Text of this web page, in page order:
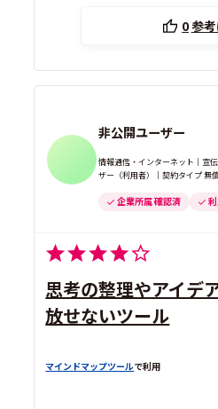
0参
非公開ユーザー
情報通信・インターネット｜宣
ザー（利用者）｜契約タイプ 無
企業所属 確認済
思考の整理やアイデ
放せないツール
マインドマップツールで利用